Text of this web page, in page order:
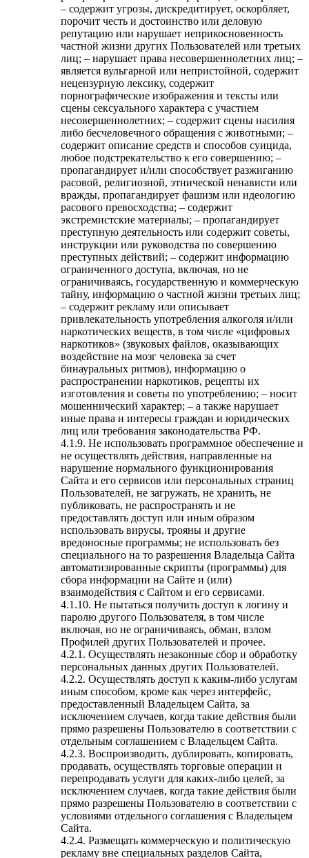
– содержит угрозы, дискредитирует, оскорбляет,
порочит честь и достоинство или деловую
репутацию или нарушает неприкосновенность
частной жизни других Пользователей или третьих
лиц; – нарушает права несовершеннолетних лиц; –
является вульгарной или непристойной, содержит
нецензурную лексику, содержит
порнографические изображения и тексты или
сцены сексуального характера с участием
несовершеннолетних; – содержит сцены насилия
либо бесчеловечного обращения с животными; –
содержит описание средств и способов суицида,
любое подстрекательство к его совершению; –
пропагандирует и/или способствует разжиганию
расовой, религиозной, этнической ненависти или
вражды, пропагандирует фашизм или идеологию
расового превосходства; – содержит
экстремистские материалы; – пропагандирует
преступную деятельность или содержит советы,
инструкции или руководства по совершению
преступных действий; – содержит информацию
ограниченного доступа, включая, но не
ограничиваясь, государственную и коммерческую
тайну, информацию о частной жизни третьих лиц;
– содержит рекламу или описывает
привлекательность употребления алкоголя и/или
наркотических веществ, в том числе «цифровых
наркотиков» (звуковых файлов, оказывающих
воздействие на мозг человека за счет
бинауральных ритмов), информацию о
распространении наркотиков, рецепты их
изготовления и советы по употреблению; – носит
мошеннический характер; – а также нарушает
иные права и интересы граждан и юридических
лиц или требования законодательства РФ.
4.1.9. Не использовать программное обеспечение и
не осуществлять действия, направленные на
нарушение нормального функционирования
Сайта и его сервисов или персональных страниц
Пользователей, не загружать, не хранить, не
публиковать, не распространять и не
предоставлять доступ или иным образом
использовать вирусы, трояны и другие
вредоносные программы; не использовать без
специального на то разрешения Владельца Сайта
автоматизированные скрипты (программы) для
сбора информации на Сайте и (или)
взаимодействия с Сайтом и его сервисами.
4.1.10. Не пытаться получить доступ к логину и
паролю другого Пользователя, в том числе
включая, но не ограничиваясь, обман, взлом
Профилей других Пользователей и прочее.
4.2.1. Осуществлять незаконные сбор и обработку
персональных данных других Пользователей.
4.2.2. Осуществлять доступ к каким-либо услугам
иным способом, кроме как через интерфейс,
предоставленный Владельцем Сайта, за
исключением случаев, когда такие действия были
прямо разрешены Пользователю в соответствии с
отдельным соглашением с Владельцем Сайта.
4.2.3. Воспроизводить, дублировать, копировать,
продавать, осуществлять торговые операции и
перепродавать услуги для каких-либо целей, за
исключением случаев, когда такие действия были
прямо разрешены Пользователю в соответствии с
условиями отдельного соглашения с Владельцем
Сайта.
4.2.4. Размещать коммерческую и политическую
рекламу вне специальных разделов Сайта,